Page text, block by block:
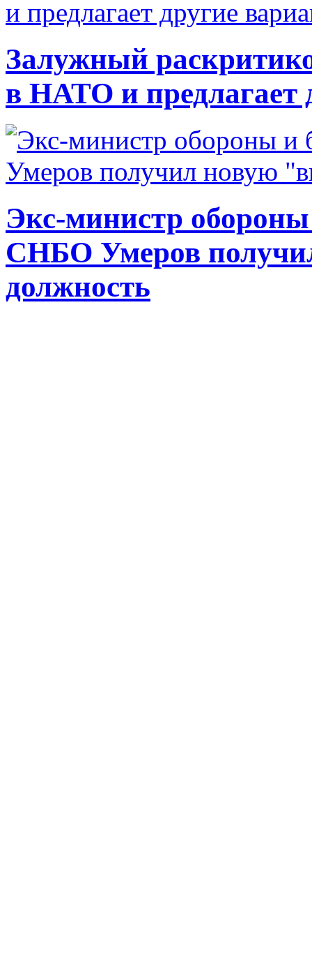
Залужный
в НАТО и предлагает
Экс-министр
СНБО Умеров
должность